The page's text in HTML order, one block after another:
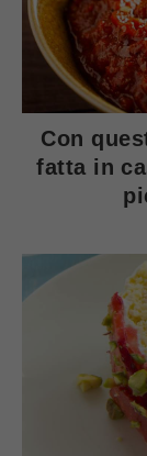
Con
fatta in